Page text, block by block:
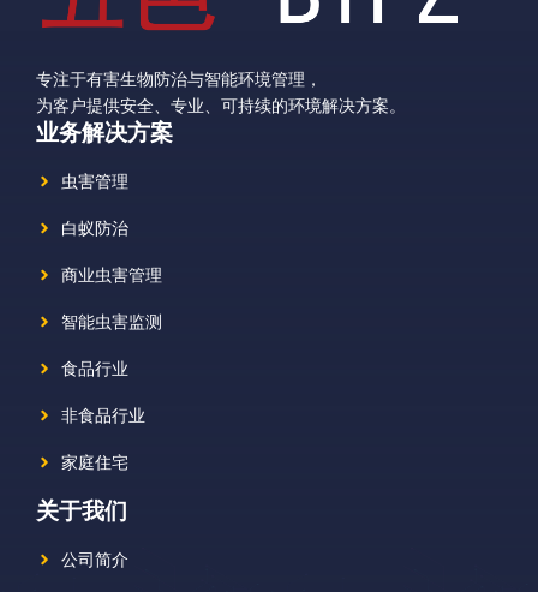
专注于有害生物防治与智能环境管理，
为客户提供安全、专业、可持续的环境解决方案。
业务解决方案
虫害管理
白蚁防治
商业虫害管理
智能虫害监测
食品行业
非食品行业
家庭住宅
关于我们
公司简介